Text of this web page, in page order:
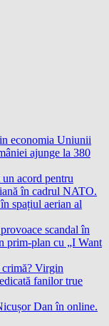
economia Uniunii
ajunge la 380
acord pentru
în cadrul NATO.
spațiul aerian al
scandal în
prim-plan cu „I Want
Virgin
fanilor true
Dan în online.